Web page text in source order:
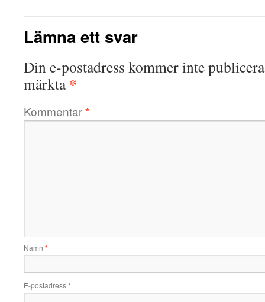
Lämna ett svar
Din e-postadress kommer inte
märkta*
Kommentar*
Namn *
E-postadress*